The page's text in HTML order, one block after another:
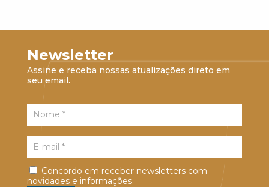
Newsletter
Assine e receba nossas atualizações direto em
seu email.
Concordo em receber newsletters com
novidades e informações.